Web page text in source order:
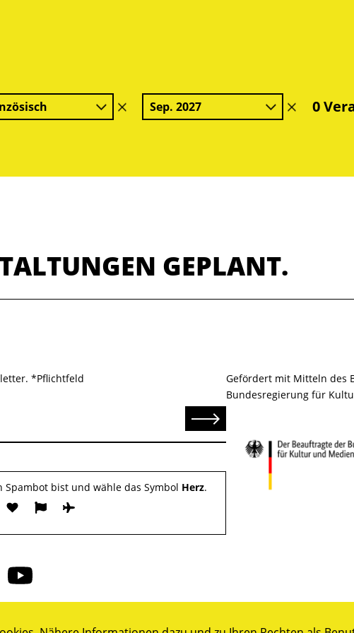
Filter
löschen
Sep. 2027
Filter0
GEPLANT.
*Pflichtfeld
Senden
Spambot bist und wähle das Symbol Herz.
Folge
uns
auf
Gefördert mit Mitteln des
Bundesregierung für